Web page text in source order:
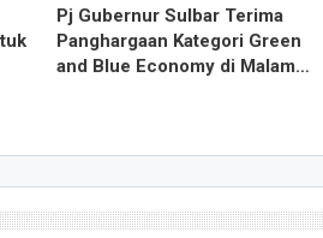
Pj Gubernur Sulbar Terima
Panghargaan Kategori Green
and Blue Economy di Malam…